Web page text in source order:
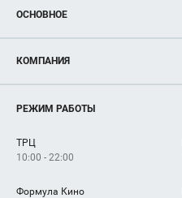
ОСНОВНОЕ
Новости
Магазины
Услуги
КОМПАНИЯ
Рекламодателям
Как добраться
РЕЖИМ РАБОТЫ
ТРЦ
10:00 - 22:00
Формула Кино